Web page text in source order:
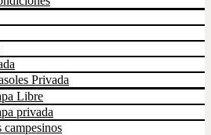
Privada
Libre
privada
campesinos